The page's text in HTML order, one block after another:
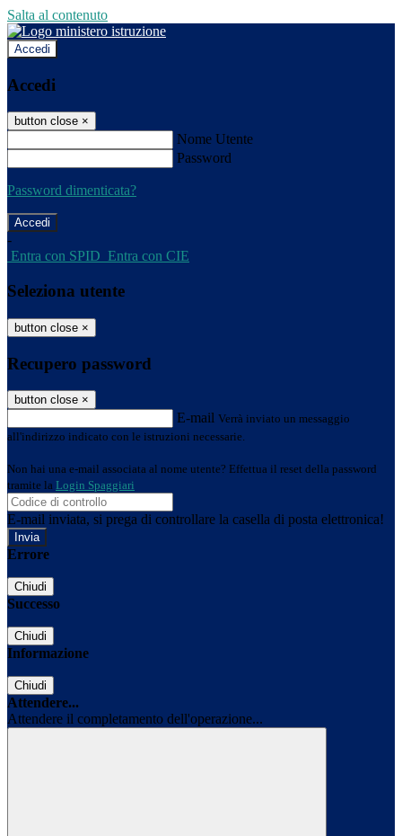
Salta al contenuto
Accedi
Accedi
button close ×
Nome Utente
Password
Password dimenticata?
-
Entra con SPID Entra con CIE
Seleziona utente
button close ×
Recupero password
button close ×
E-mail Verrà inviato un messaggio
all'indirizzo indicato con le istruzioni necessarie.
Non hai una e-mail associata al nome utente? Effettua il reset della password
tramite la Login Spaggiari
E-mail inviata, si prega di controllare la casella di posta elettronica!
Errore
Chiudi
Successo
Chiudi
Informazione
Chiudi
Attendere...
Attendere il completamento dell'operazione...